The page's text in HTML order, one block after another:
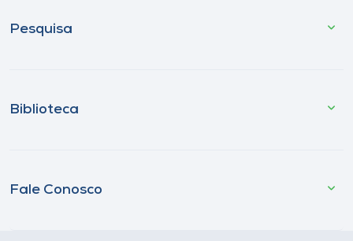
Pesquisa
Biblioteca
Fale Conosco